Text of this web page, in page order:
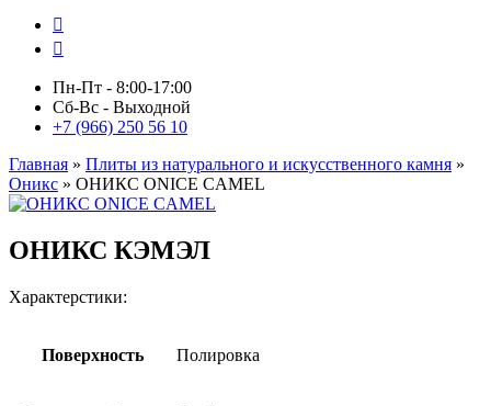
Пн-Пт - 8:00-17:00
Сб-Вс - Выходной
+7 (966) 250 56 10
Главная » Плиты из натурального и искусственного камня »
Оникс » ОНИКС ONICE CAMEL
ОНИКС КЭМЭЛ
Характерстики:
Поверхность Полировка